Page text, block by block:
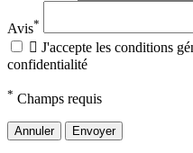
Avis*
 J'accepte les conditions
confidentialité
* Champs requis
Annuler Envoyer